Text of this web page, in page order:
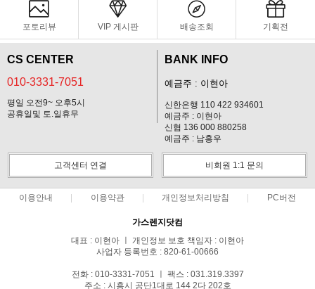
포토리뷰 VIP 게시판 배송조회 기획전
CS CENTER
010-3331-7051
평일 오전9~ 오후5시
공휴일및 토.일휴무
BANK INFO
예금주 : 이현아
신한은행 110 422 934601
예금주 : 이현아
신협 136 000 880258
예금주 : 남홍우
고객센터 연결 비회원 1:1 문의
이용안내 이용약관 개인정보처리방침 PC버전
가스렌지닷컴
대표 : 이현아 ㅣ 개인정보 보호 책임자 : 이현아
사업자 등록번호 : 820-61-00666
전화 : 010-3331-7051 ㅣ 팩스 : 031.319.3397
주소 : 시흥시 공단1대로 144 2다 202호